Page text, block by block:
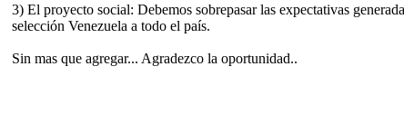
3) El proyecto social: Debemos sobrepasar las expectativas
selección Venezuela a todo el país.
Sin mas que agregar... Agradezco la oportunidad..